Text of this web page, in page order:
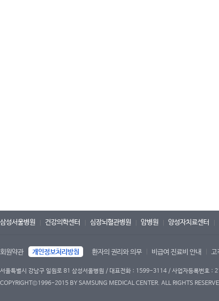
삼성서울병원 건강의학센터 심장뇌혈관병원 암병원 양성자치료센터
회원약관 개인정보처리방침 환자의 권리와 의무 비급여 진료비 안내 고
서울특별시 강남구 일원로 81 삼성서울병원 / 대표전화 : 1599-3114 / 사업자등록번호
COPYRIGHT©1996-2015 BY SAMSUNG MEDICAL CENTER. ALL RIGHTS